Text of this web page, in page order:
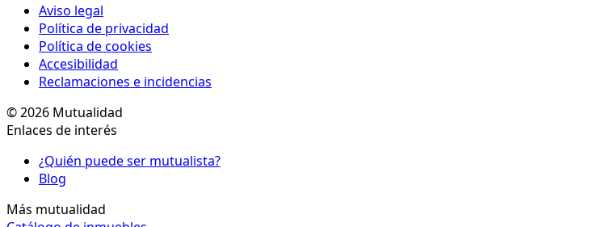
Aviso legal
Política de privacidad
Política de cookies
Accesibilidad
Reclamaciones e incidencias
© 2026 Mutualidad
Enlaces de interés
¿Quién puede ser mutualista?
Blog
Más mutualidad